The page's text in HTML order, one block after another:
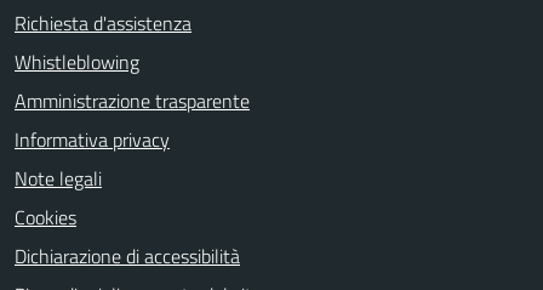
Richiesta d'assistenza
Whistleblowing
Amministrazione trasparente
Informativa privacy
Note legali
Cookies
Dichiarazione di accessibilità